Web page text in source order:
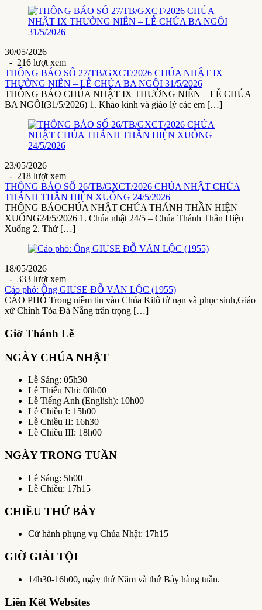
30/05/2026
- 216 lượt xem
THÔNG BÁO SỐ 27/TB/GXCT/2026 CHÚA NHẬT IX
THƯỜNG NIÊN – LỄ CHÚA BA NGÔI 31/5/2026
THÔNG BÁO CHÚA NHẬT IX THƯỜNG NIÊN – LỄ CHÚA
BA NGÔI(31/5/2026) 1. Khảo kinh và giáo lý các em […]
23/05/2026
- 218 lượt xem
THÔNG BÁO SỐ 26/TB/GXCT/2026 CHÚA NHẬT CHÚA
THÁNH THẦN HIỆN XUỐNG 24/5/2026
THÔNG BÁOCHÚA NHẬT CHÚA THÁNH THẦN HIỆN
XUỐNG24/5/2026 1. Chúa nhật 24/5 – Chúa Thánh Thần Hiện
Xuống 2. Thứ […]
18/05/2026
- 333 lượt xem
Cáo phó: Ông GIUSE ĐỖ VĂN LỘC (1955)
CÁO PHÓ Trong niềm tin vào Chúa Kitô tử nạn và phục sinh,Giáo
xứ Chính Tòa Đà Nẵng trân trọng […]
Giờ Thánh Lễ
NGÀY CHÚA NHẬT
Lễ Sáng: 05h30
Lễ Thiếu Nhi: 08h00
Lễ Tiếng Anh (English): 10h00
Lễ Chiều I: 15h00
Lễ Chiều II: 16h30
Lễ Chiều III: 18h00
NGÀY TRONG TUẦN
Lễ Sáng: 5h00
Lễ Chiều: 17h15
CHIỀU THỨ BẢY
Cử hành phụng vụ Chúa Nhật: 17h15
GIỜ GIẢI TỘI
14h30-16h00, ngày thứ Năm và thứ Bảy hàng tuần.
Liên Kết Websites